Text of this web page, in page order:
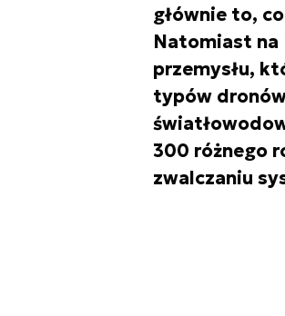
głównie to,
Natomiast na
przemysłu,
typów
300 różnego
zwalczaniu